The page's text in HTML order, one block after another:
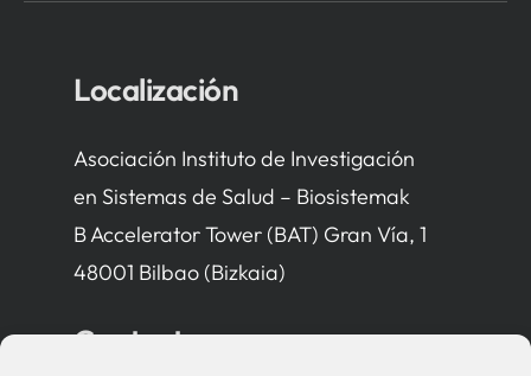
Localización
Asociación Instituto de Investigación
en Sistemas de Salud – Biosistemak
B Accelerator Tower (BAT) Gran Vía, 1
48001 Bilbao (Bizkaia)
Contacto